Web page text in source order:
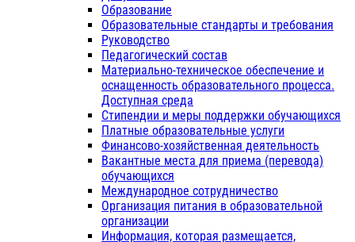
Образование
Образовательные стандарты и требования
Руководство
Педагогический состав
Материально-техническое обеспечение и
оснащенность образовательного процесса.
Доступная среда
Стипендии и меры поддержки обучающихся
Платные образовательные услуги
Финансово-хозяйственная деятельность
Вакантные места для приема (перевода)
обучающихся
Международное сотрудничество
Организация питания в образовательной
организации
Информация, которая размещается,